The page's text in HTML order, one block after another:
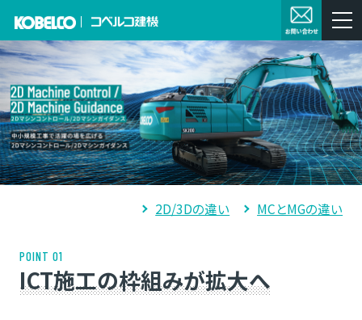
2D/3Dの違い MCとMGの違い
POINT 01
ICT施工の枠組みが拡大へ